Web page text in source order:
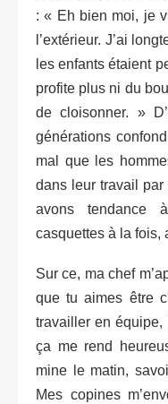
: « Eh bien moi, je
l’extérieur. J’ai
les enfants étaient
profite plus ni du
de cloisonner. »
générations
mal que les
dans leur travail
avons tendance
casquettes à la fois,
Sur ce, ma chef
que tu aimes être
travailler en équipe,
ça me rend
mine le matin,
Mes copines